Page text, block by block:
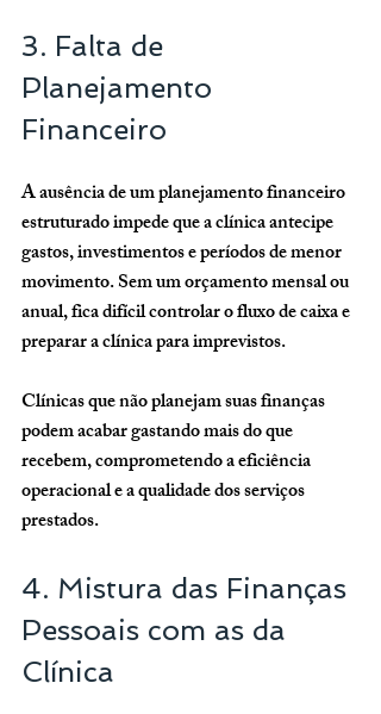
3. Falta de
Planejamento
Financeiro
A ausência de um planejamento financeiro
estruturado impede que a clínica antecipe
gastos, investimentos e períodos de menor
movimento. Sem um orçamento mensal ou
anual, fica difícil controlar o fluxo de caixa e
preparar a clínica para imprevistos.
Clínicas que não planejam suas finanças
podem acabar gastando mais do que
recebem, comprometendo a eficiência
operacional e a qualidade dos serviços
prestados.
4. Mistura das Finanças
Pessoais com as da
Clínica